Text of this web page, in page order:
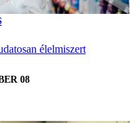
élelmiszert
08